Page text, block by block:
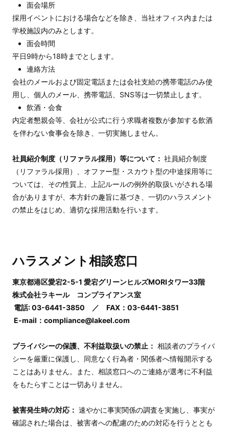
面会場所
採用イベントにおける場合などを除き、当社オフィス内または
学校施設内のみとします。
面会時間
平日9時から18時までとします。
連絡方法
会社のメールおよび固定電話または会社支給の携帯電話のみ使
用し、個人のメール、携帯電話、SNS等は一切禁止します。
飲酒・会食
内定者懇親会等、会社が公式に行う求職者複数が参加する飲酒
を伴わない食事会を除き、一切実施しません。
社員紹介制度（リファラル採用）等について： 社員紹介制度
（リファラル採用）、オファー型・スカウト型の中途採用等に
ついては、その性質上、上記ルールの例外的取扱いがされる場
合がありますが、本方針の趣旨に基づき、一切のハラスメント
の禁止をはじめ、適切な採用活動を行います。
ハラスメント相談窓口
東京都港区愛宕2-5-1 愛宕グリーンヒルズMORIタワー33階
株式会社ラキール コンプライアンス室
電話: 03-6441-3850 ／ FAX：03-6441-3851
E-mail：compliance@lakeel.com
プライバシーの保護、不利益取扱いの禁止： 相談者のプライバ
シーを厳重に保護し、同意なく行為者・関係者へ情報開示する
ことはありません。また、相談窓口へのご連絡が選考に不利益
をもたらすことは一切ありません。
被害発生時の対応： 速やかに事実関係の調査を実施し、事実が
確認された場合は、被害者への配慮のための対応を行うととも